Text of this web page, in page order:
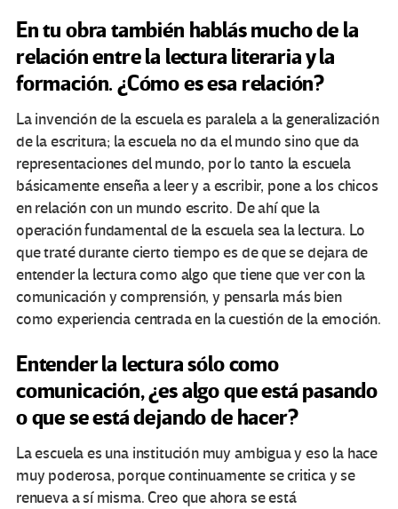
En tu obra también hablás mucho de la
relación entre la lectura literaria y la
formación. ¿Cómo es esa relación?
La invención de la escuela es paralela a la generalización
de la escritura; la escuela no da el mundo sino que da
representaciones del mundo, por lo tanto la escuela
básicamente enseña a leer y a escribir, pone a los chicos
en relación con un mundo escrito. De ahí que la
operación fundamental de la escuela sea la lectura. Lo
que traté durante cierto tiempo es de que se dejara de
entender la lectura como algo que tiene que ver con la
comunicación y comprensión, y pensarla más bien
como experiencia centrada en la cuestión de la emoción.
Entender la lectura sólo como
comunicación, ¿es algo que está pasando
o que se está dejando de hacer?
La escuela es una institución muy ambigua y eso la hace
muy poderosa, porque continuamente se critica y se
renueva a sí misma. Creo que ahora se está